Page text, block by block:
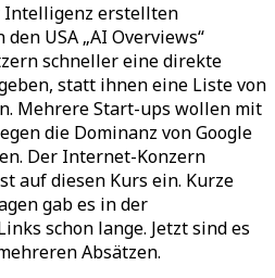
erstellten
USA „AI Overviews“
schneller eine direkte
statt ihnen eine Liste von
Mehrere Start-ups wollen mit
die Dominanz von Google
Der Internet-Konzern
auf diesen Kurs ein. Kurze
gab es in der
schon lange. Jetzt sind es
Absätzen.